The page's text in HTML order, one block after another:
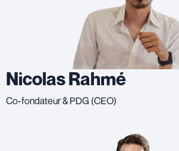
Nicolas Rahmé
Co-fondateur & PDG (CEO)